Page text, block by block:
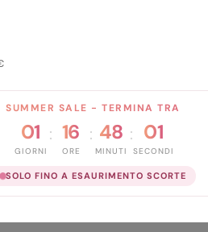
SUMMER SALE - TERMINA TRA
01
GIORNI
: 16
ORE
: 48
MINUTI
: 00
SECONDI
SOLO FINO A ESAURIMENTO SCORTE